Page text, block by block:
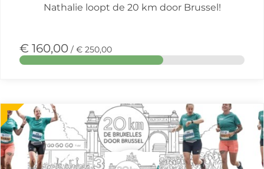
Nathalie loopt de 20 km door Brussel!
€ 160,00 / € 250,00
Meer
over
deze
actie